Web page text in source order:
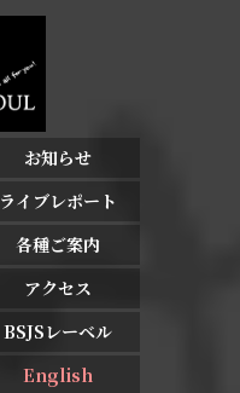
お知らせ
ライブレポート
各種ご案内
アクセス
BSJSレーベル
English